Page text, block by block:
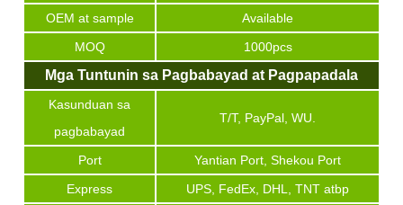
OEM at sample
Available
MOQ
1000pcs
Mga Tuntunin sa Pagbabayad at Pagpapadala
Kasunduan sa
pagbabayad
T/T, PayPal, WU.
Port
Yantian Port, Shekou Port
Express
UPS, FedEx, DHL, TNT atbp